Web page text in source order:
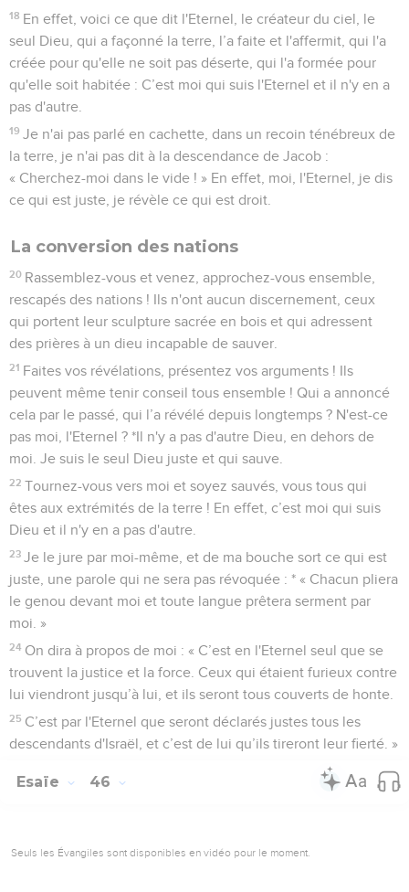
18 En effet, voici ce que dit l'Eternel, le créateur du ciel, le
seul Dieu, qui a façonné la terre, l’a faite et l'affermit, qui l'a
créée pour qu'elle ne soit pas déserte, qui l'a formée pour
qu'elle soit habitée : C’est moi qui suis l'Eternel et il n'y en a
pas d'autre.
19 Je n'ai pas parlé en cachette, dans un recoin ténébreux de
la terre, je n'ai pas dit à la descendance de Jacob :
« Cherchez-moi dans le vide ! » En effet, moi, l'Eternel, je dis
ce qui est juste, je révèle ce qui est droit.
La conversion des nations
20 Rassemblez-vous et venez, approchez-vous ensemble,
rescapés des nations ! Ils n'ont aucun discernement, ceux
qui portent leur sculpture sacrée en bois et qui adressent
des prières à un dieu incapable de sauver.
21 Faites vos révélations, présentez vos arguments ! Ils
peuvent même tenir conseil tous ensemble ! Qui a annoncé
cela par le passé, qui l’a révélé depuis longtemps ? N'est-ce
pas moi, l'Eternel ? *Il n'y a pas d'autre Dieu, en dehors de
moi. Je suis le seul Dieu juste et qui sauve.
22 Tournez-vous vers moi et soyez sauvés, vous tous qui
êtes aux extrémités de la terre ! En effet, c’est moi qui suis
Dieu et il n'y en a pas d'autre.
23 Je le jure par moi-même, et de ma bouche sort ce qui est
juste, une parole qui ne sera pas révoquée : * « Chacun pliera
le genou devant moi et toute langue prêtera serment par
moi. »
24 On dira à propos de moi : « C’est en l'Eternel seul que se
trouvent la justice et la force. Ceux qui étaient furieux contre
lui viendront jusqu’à lui, et ils seront tous couverts de honte.
25 C’est par l'Eternel que seront déclarés justes tous les
descendants d'Israël, et c’est de lui qu’ils tireront leur fierté. »
Esaïe 46
Seuls les Évangiles sont disponibles en vidéo pour le moment.